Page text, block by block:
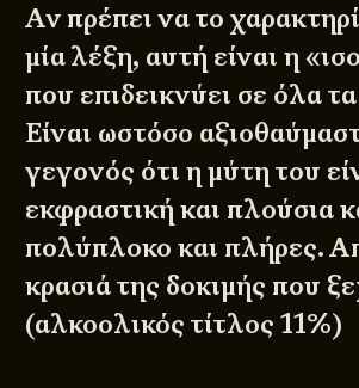
Αν πρέπει να το
μία λέξη, αυτή είναι η
που επιδεικνύει σε όλα
Είναι ωστόσο
γεγονός ότι η μύτη του
εκφραστική και πλούσια
πολύπλοκο και πλήρες.
κρασιά της δοκιμής που
(αλκοολικός τίτλος 11%)